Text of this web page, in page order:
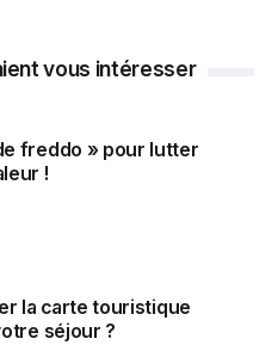
vous intéresser
freddo » pour lutter
!
la carte touristique
séjour ?